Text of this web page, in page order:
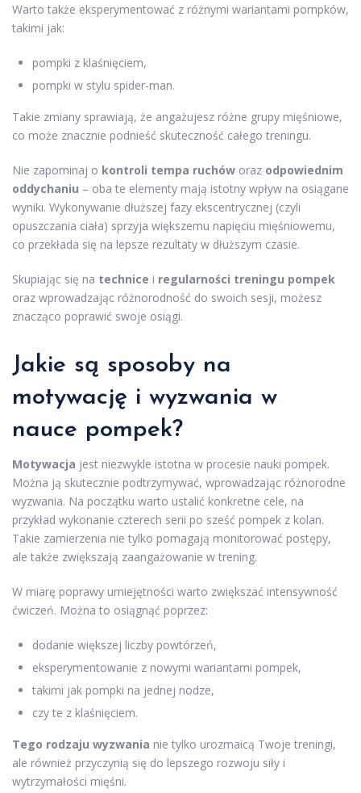
Warto także eksperymentować z różnymi wariantami pompków,
takimi jak:
pompki z klaśnięciem,
pompki w stylu spider-man.
Takie zmiany sprawiają, że angażujesz różne grupy mięśniowe,
co może znacznie podnieść skuteczność całego treningu.
Nie zapominaj o kontroli tempa ruchów oraz odpowiednim
oddychaniu – oba te elementy mają istotny wpływ na osiągane
wyniki. Wykonywanie dłuższej fazy ekscentrycznej (czyli
opuszczania ciała) sprzyja większemu napięciu mięśniowemu,
co przekłada się na lepsze rezultaty w dłuższym czasie.
Skupiając się na technice i regularności treningu pompek
oraz wprowadzając różnorodność do swoich sesji, możesz
znacząco poprawić swoje osiągi.
Jakie są sposoby na
motywację i wyzwania w
nauce pompek?
Motywacja jest niezwykle istotna w procesie nauki pompek.
Można ją skutecznie podtrzymywać, wprowadzając różnorodne
wyzwania. Na początku warto ustalić konkretne cele, na
przykład wykonanie czterech serii po sześć pompek z kolan.
Takie zamierzenia nie tylko pomagają monitorować postępy,
ale także zwiększają zaangażowanie w trening.
W miarę poprawy umiejętności warto zwiększać intensywność
ćwiczeń. Można to osiągnąć poprzez:
dodanie większej liczby powtórzeń,
eksperymentowanie z nowymi wariantami pompek,
takimi jak pompki na jednej nodze,
czy te z klaśnięciem.
Tego rodzaju wyzwania nie tylko urozmaicą Twoje treningi,
ale również przyczynią się do lepszego rozwoju siły i
wytrzymałości mięśni.